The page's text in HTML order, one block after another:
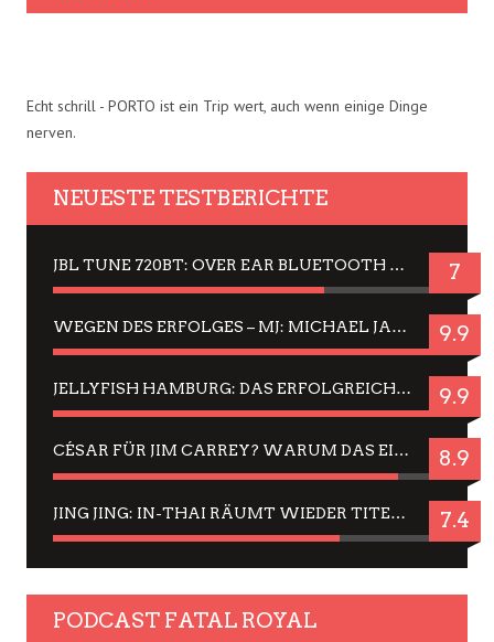
Echt schrill - PORTO ist ein Trip wert, auch wenn einige Dinge
nerven.
NEUESTE TESTBERICHTE
JBL TUNE 720BT: OVER EAR BLUETOOTH KOPFHÖRER UM DIE 50,-€ IM DAUER-TEST 7
WEGEN DES ERFOLGES – MJ: MICHAEL JACKSON MUSICAL IN EINER MATINEE SEHEN 9.9
JELLYFISH HAMBURG: DAS ERFOLGREICHE SOMMER-MENÜ 2025 IN GEFÜHLEN UND BILDERN 9.9
CÉSAR FÜR JIM CARREY? WARUM DAS EINER DER NERVIGSTEN ACTORS IST UND BLEIBT 8.9
JING JING: IN-THAI RÄUMT WIEDER TITEL AB – EIN ZWEI-STUNDEN-ERLEBNISBERICHT 7.4
PODCAST FATAL ROYAL